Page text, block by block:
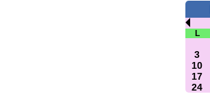
L
3
10
17
24